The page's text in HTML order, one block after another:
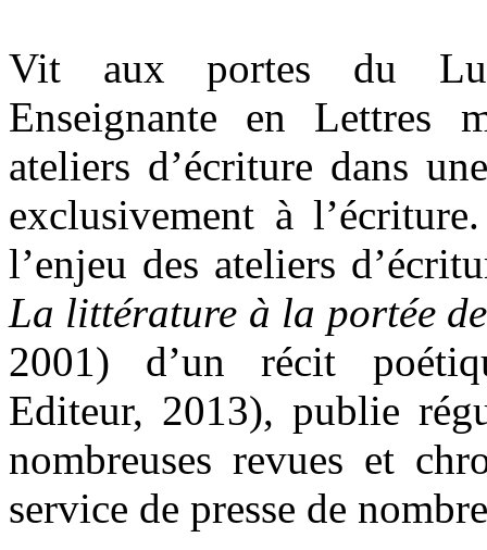
Vit aux portes du
Enseignante en Lettres
ateliers d’écriture dans
exclusivement à
l’enjeu des ateliers
La littérature à la portée
2001) d’un récit
Editeur, 2013), publie
nombreuses revues et
service de presse de